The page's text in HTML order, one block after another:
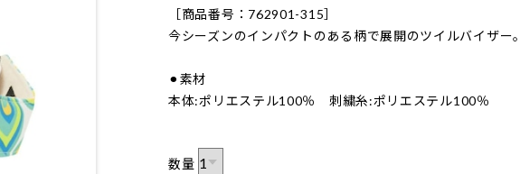
［商品番号：762901-315］
今シーズンのインパクトのある柄で展開のツイルバイザー。
⚫︎素材
本体:ポリエステル100％ 刺繍糸:ポリエステル100％
数量